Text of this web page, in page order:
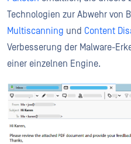
Technologien zur Abwehr von
Multiscanning und Content
Verbesserung der Malware-
einer einzelnen Engine.